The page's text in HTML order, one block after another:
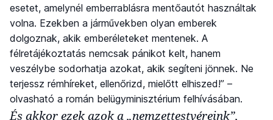
esetet, amelynél emberrablásra mentőautót használtak
volna. Ezekben a járművekben olyan emberek
dolgoznak, akik emberéleteket mentenek. A
félretájékoztatás nemcsak pánikot kelt, hanem
veszélybe sodorhatja azokat, akik segíteni jönnek. Ne
terjessz rémhíreket, ellenőrizd, mielőtt elhiszed!” –
olvasható a román belügyminisztérium felhívásában.
És akkor ezek azok a „nemzettestvéreink”,